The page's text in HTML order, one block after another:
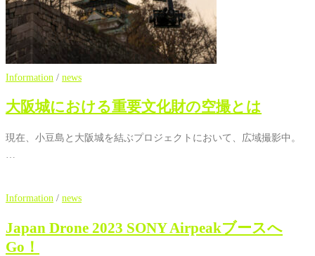
Information / news
大阪城における重要文化財の空撮とは
現在、小豆島と大阪城を結ぶプロジェクトにおいて、広域撮影中。
Information / news
Japan Drone 2023 SONY Airpeakブースへ
Go！